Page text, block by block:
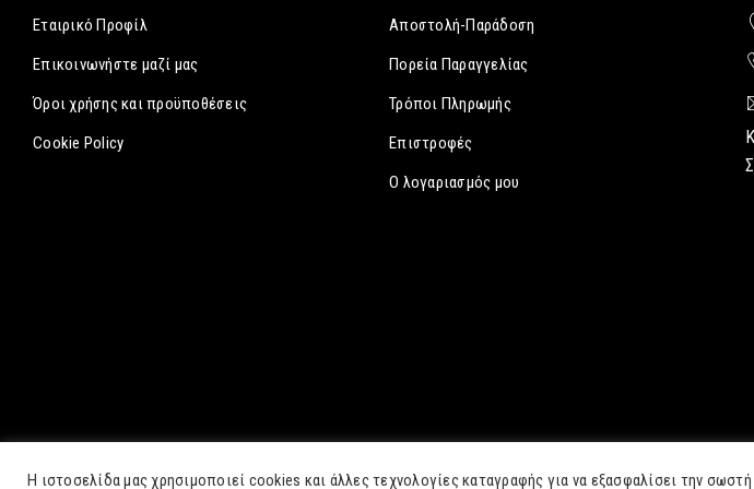
Εταιρικό Προφίλ
Επικοινωνήστε μαζί μας
Όροι χρήσης και προϋποθέσεις
Cookie Policy
Αποστολή-Παράδοση
Πορεία Παραγγελίας
Τρόποι Πληρωμής
Επιστροφές
Ο λογαριασμός μου
©2026. All Rights Reserved. Development byThree Sixty Marketing.
Η ιστοσελίδα μας χρησιμοποιεί cookies και άλλες τεχνολογίες καταγραφής για να εξασφαλίσει την σωστή